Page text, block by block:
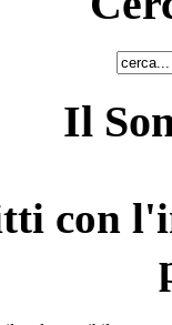
Il
con